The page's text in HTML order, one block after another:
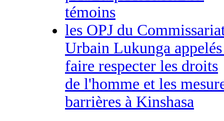
témoins
les OPJ du
Urbain Lukunga
faire respecter les droits
de l'homme et les
barrières à Kinshasa